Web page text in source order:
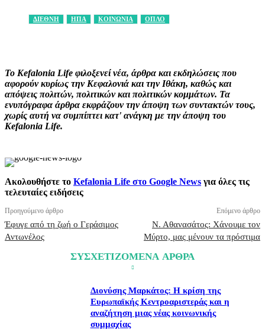
ΔΙΕΘΝΗ ΗΠΑ ΚΟΙΝΩΝΙΑ ΟΠΛΟ
Το Kefalonia Life φιλοξενεί νέα, άρθρα και εκδηλώσεις που
αφορούν κυρίως την Κεφαλονιά και την Ιθάκη, καθώς και
απόψεις πολιτών, πολιτικών και πολιτικών κομμάτων. Τα
ενυπόγραφα άρθρα εκφράζουν την άποψη των συντακτών τους,
χωρίς αυτή να συμπίπτει κατ' ανάγκη με την άποψη του
Kefalonia Life.
Ακολουθήστε το Kefalonia Life στο Google News για όλες τις
τελευταίες ειδήσεις
Προηγούμενο άρθρο
Έφυγε από τη ζωή ο Γεράσιμος
Αντωνέλος
Επόμενο άρθρο
Ν. Αθανασάτος: Χάνουμε τον
Μύρτο, μας μένουν τα πρόστιμα
ΣΥΣΧΕΤΙΖΟΜΕΝΑ ΑΡΘΡΑ
Διονύσης Μαρκάτος: Η κρίση της
Ευρωπαϊκής Κεντροαριστεράς και η
αναζήτηση μιας νέας κοινωνικής
συμμαχίας